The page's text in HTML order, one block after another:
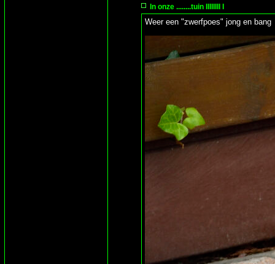
In onze ........tuin IIIIIIII I
Weer een "zwerfpoes" jong en